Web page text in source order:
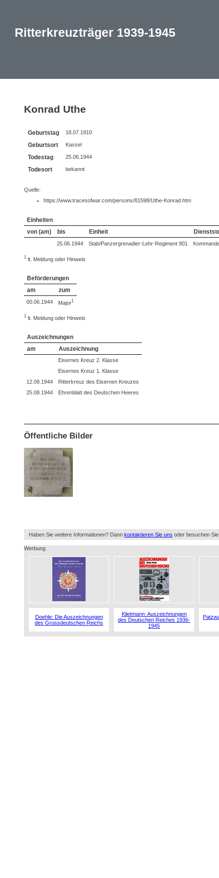
Ritterkreuzträger 1939-1945
Konrad Uthe
Geburtstag 18.07.1910
Geburtsort Kassel
Todestag 25.06.1944
Todesort bekannt
Quelle:
https://www.tracesofwar.com/persons/81598/Uthe-Konrad.htm
Einheiten
von (am)
bis Einheit
25.06.1944 Stab/Panzergrenadier-Lehr-Regiment 901
1 lt. Meldung oder Hinweis
Beförderungen
am
zum
00.06.1944 Major1
1 lt. Meldung oder Hinweis
Auszeichnungen
am
Auszeichnung
Eisernes Kreuz 2. Klasse
Eisernes Kreuz 1. Klasse
12.08.1944
Ritterkreuz des Eisernen Kreuzes
25.08.1944
Ehrenblatt des Deutschen Heeres
Öffentliche Bilder
Haben Sie weitere Informationen? Dann kontaktieren Sie uns oder besuchen
Werbung
Doehle: Die Auszeichnungen
des Grossdeutschen Reichs
Klietmann: Auszeichnungen
des Deutschen Reiches 1936-
1945